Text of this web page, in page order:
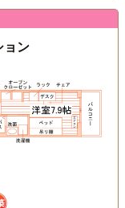
ョン